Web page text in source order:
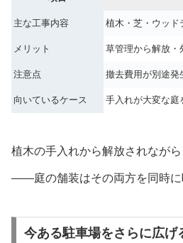
主な工事内容 植木・芝・ウッド
メリット 草管理から解放・
注意点 撤去費用が別途発
向いているケース 手入れが大変な庭
植木の手入れから解放されなが
——庭の舗装はその両方を同時に
今ある駐車場をさらに広げ